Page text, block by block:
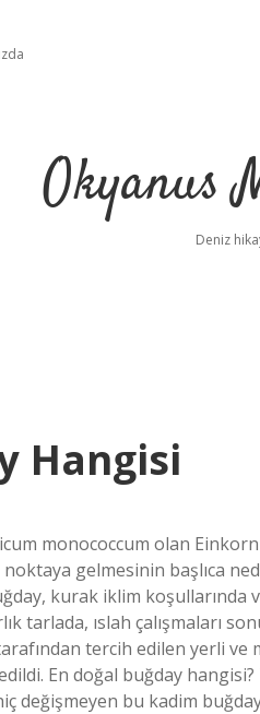
Okyanus
Deniz
Hangisi
monococcum olan
gelmesinin başlıca
kurak iklim
tarlada, ıslah çalışmaları
tercih edilen yerli ve
En doğal buğday
değişmeyen bu kadim